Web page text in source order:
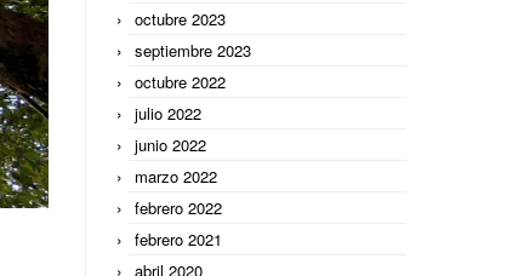
octubre 2023
septiembre 2023
octubre 2022
julio 2022
junio 2022
marzo 2022
febrero 2022
febrero 2021
abril 2020